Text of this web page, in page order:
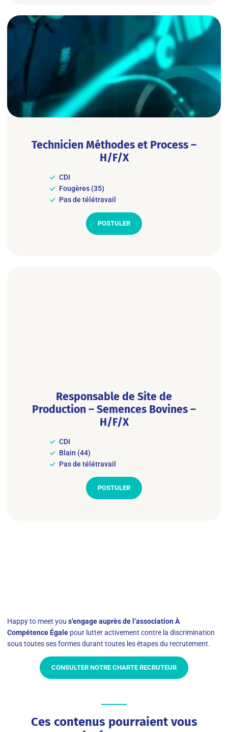
Technicien Méthodes et Process –
H/F/X
CDI
Fougères (35)
Pas de télétravail
POSTULER
Responsable de Site de
Production – Semences Bovines –
H/F/X
CDI
Blain (44)
Pas de télétravail
POSTULER
Happy to meet you s’engage auprès de l’association À
Compétence Égale pour lutter activement contre la discrimination
sous toutes ses formes durant toutes les étapes du recrutement.
CONSULTER NOTRE CHARTE RECRUTEUR
Ces contenus pourraient vous